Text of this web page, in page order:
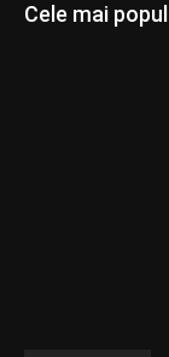
Cele mai